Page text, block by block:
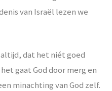
van Israël lezen we
dat het niét goed
gaat God door merg en
minachting van God zelf.